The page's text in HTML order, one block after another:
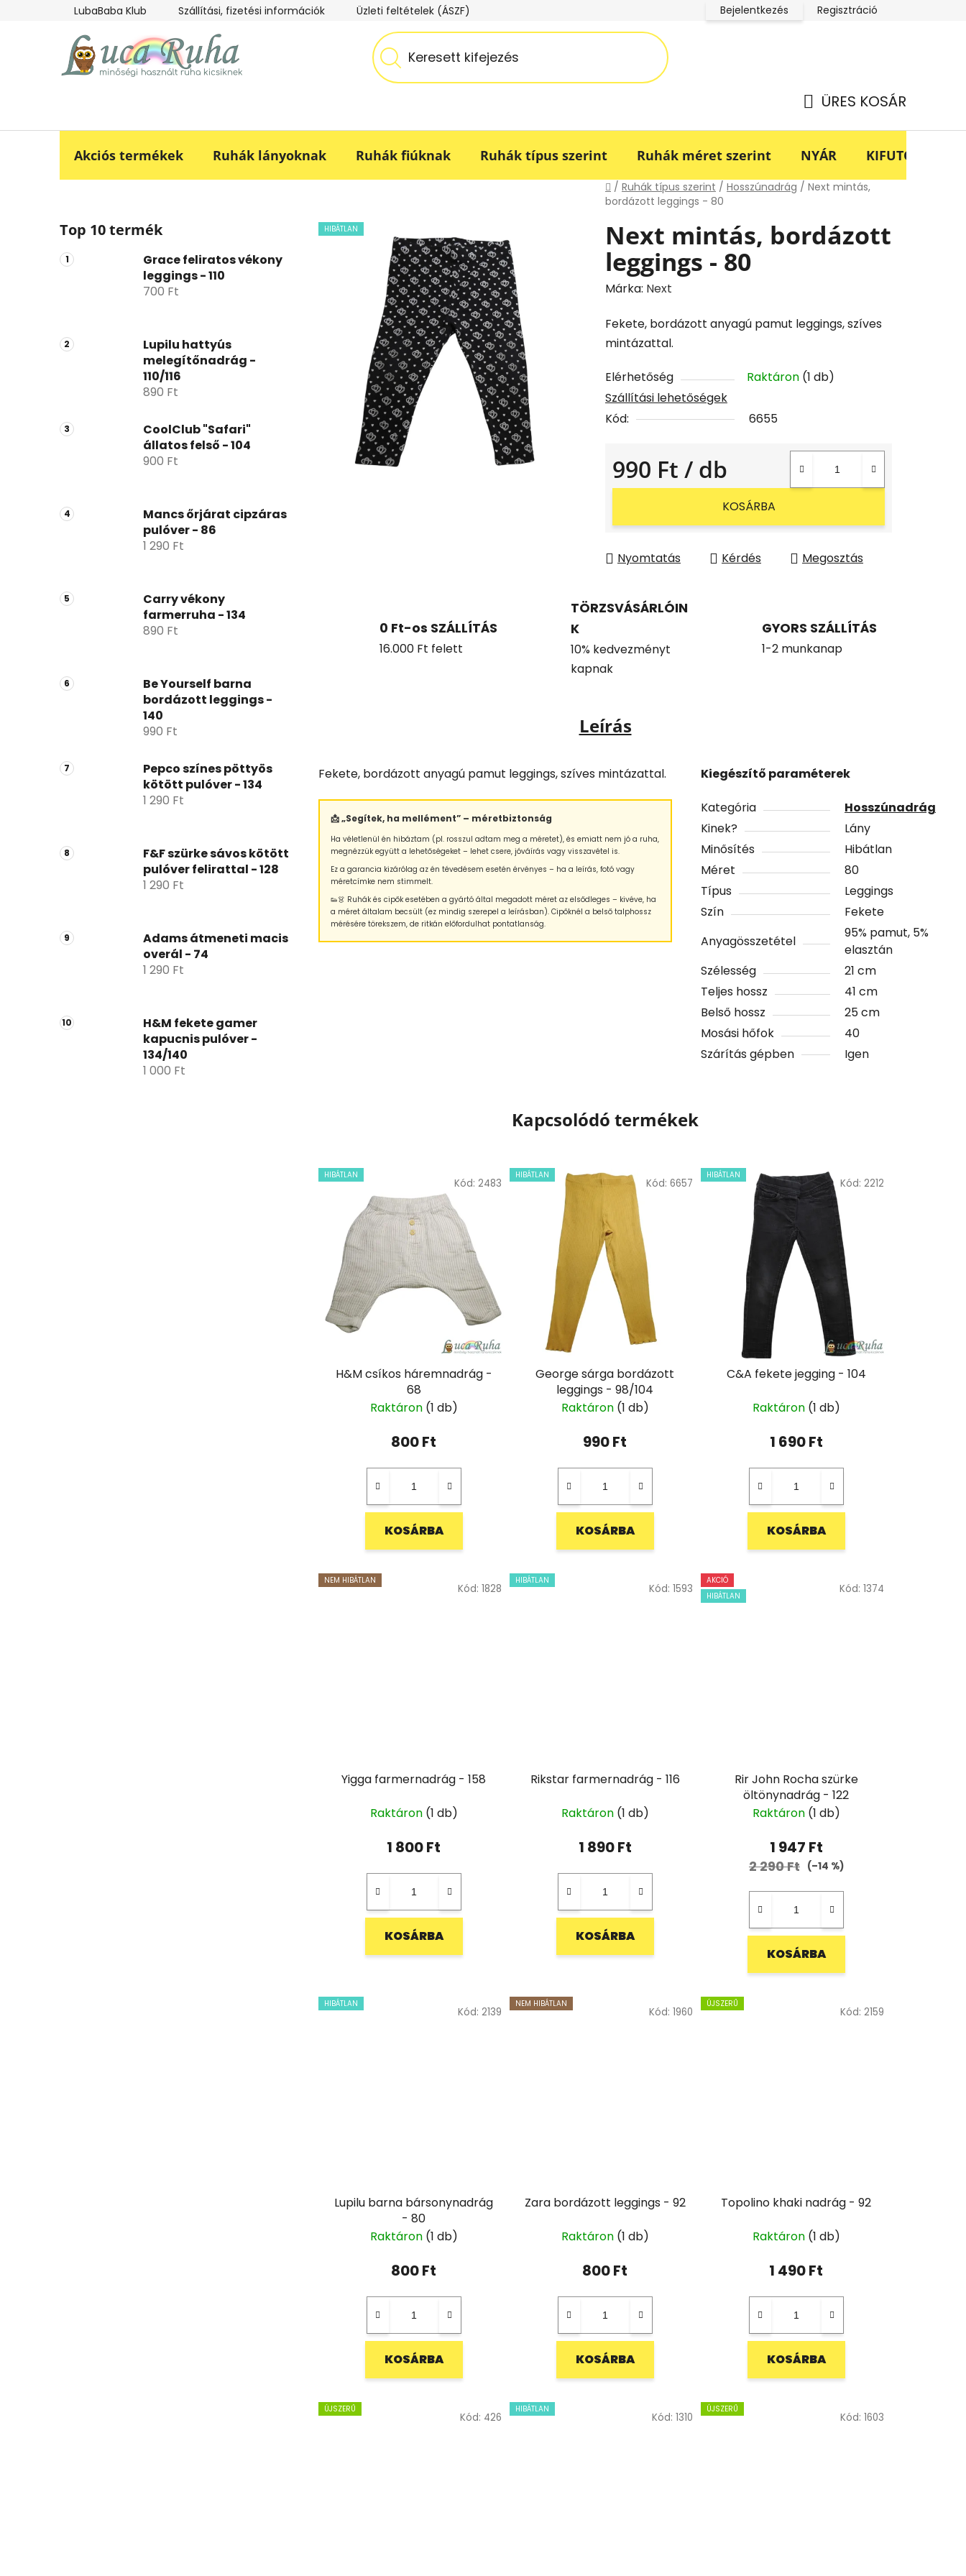
tartalomhoz
LubaBaba Klub Szállítási, fizetési információk Üzleti feltételek (ÁSZF) LucaBaba Klub adatkezelési tájékoztató
Bejelentkezés Regisztráció
ÜRES KOSÁR
Akciós termékek Ruhák lányoknak Ruhák fiúknak Ruhák típus szerint Ruhák méret szerint NYÁR KIFUTÓ -70%
Kezdőlap
/ Ruhák típus szerint / Hosszúnadrág / Next mintás,
bordázott leggings - 80
l
d
a
p
l
Top 10 termék
Grace feliratos vékony
leggings - 110
700 Ft
Lupilu hattyús
melegítőnadrág -
110/116
890 Ft
CoolClub "Safari"
állatos felső - 104
900 Ft
Mancs őrjárat cipzáras
pulóver - 86
1 290 Ft
Carry vékony
farmerruha - 134
890 Ft
Be Yourself barna
bordázott leggings -
140
990 Ft
Pepco színes pöttyös
kötött pulóver - 134
1 290 Ft
F&F szürke sávos kötött
pulóver felirattal - 128
1 290 Ft
Adams átmeneti macis
overál - 74
1 290 Ft
H&M fekete gamer
kapucnis pulóver -
134/140
1 000 Ft
Next mintás, bordázott
leggings - 80
Márka: Next
Fekete, bordázott anyagú pamut leggings, szíves
mintázattal.
Elérhetőség Raktáron (1 db)
Szállítási lehetőségek
Kód:
6655
990 Ft / db
Egységár:
KOSÁRBA
Nyomtatás Kérdés Megosztás
HIBÁTLAN
0 Ft-os SZÁLLÍTÁS
16.000 Ft felett
TÖRZSVÁSÁRLÓIN
K
10% kedvezményt
kapnak
GYORS SZÁLLÍTÁS
1-2 munkanap
Leírás
Fekete, bordázott anyagú pamut leggings, szíves mintázattal.
📩 „Segítek, ha mellément” – méretbiztonság
Ha véletlenül én hibáztam (pl. rosszul adtam meg a méretet), és emiatt nem jó a ruha,
megnézzük együtt a lehetőségeket – lehet csere, jóváírás vagy visszavétel is.
Ez a garancia kizárólag az én tévedésem esetén érvényes – ha a leírás, fotó vagy
méretcímke nem stimmelt.
👟👗 Ruhák és cipők esetében a gyártó által megadott méret az elsődleges – kivéve, ha
a méret általam becsült (ez mindig szerepel a leírásban). Cipőknél a belső talphossz
mérésére törekszem, de ritkán előfordulhat pontatlanság.
Kiegészítő paraméterek
Kategória
Hosszúnadrág
Kinek?
Lány
Minősítés
Hibátlan
Méret
80
Típus
Leggings
Szín
Fekete
Anyagösszetétel
95% pamut, 5%
elasztán
Szélesség
21 cm
Teljes hossz
41 cm
Belső hossz
25 cm
Mosási hőfok
40
Szárítás gépben
Igen
Kapcsolódó termékek
HIBÁTLAN
H&M csíkos háremnadrág -
68
Raktáron (1 db)
800 Ft
KOSÁRBA
Kód: 2483
HIBÁTLAN
George sárga bordázott
leggings - 98/104
Raktáron (1 db)
990 Ft
KOSÁRBA
Kód: 6657
HIBÁTLAN
C&A fekete jegging - 104
Raktáron (1 db)
1 690 Ft
KOSÁRBA
Kód: 2212
NEM HIBÁTLAN
Yigga farmernadrág - 158
Raktáron (1 db)
1 800 Ft
KOSÁRBA
Kód: 1828
HIBÁTLAN
Rikstar farmernadrág - 116
Raktáron (1 db)
1 890 Ft
KOSÁRBA
Kód: 1593
AKCIÓ
HIBÁTLAN
Rir John Rocha szürke
öltönynadrág - 122
Raktáron (1 db)
1 947 Ft
2 290 Ft (–14 %)
KOSÁRBA
Kód: 1374
HIBÁTLAN
Lupilu barna bársonynadrág
- 80
Raktáron (1 db)
800 Ft
KOSÁRBA
Kód: 2139
NEM HIBÁTLAN
Zara bordázott leggings - 92
Raktáron (1 db)
800 Ft
KOSÁRBA
Kód: 1960
ÚJSZERŰ
Topolino khaki nadrág - 92
Raktáron (1 db)
1 490 Ft
KOSÁRBA
Kód: 2159
ÚJSZERŰ
Kód: 426
HIBÁTLAN
Kód: 1310
ÚJSZERŰ
Kód: 1603